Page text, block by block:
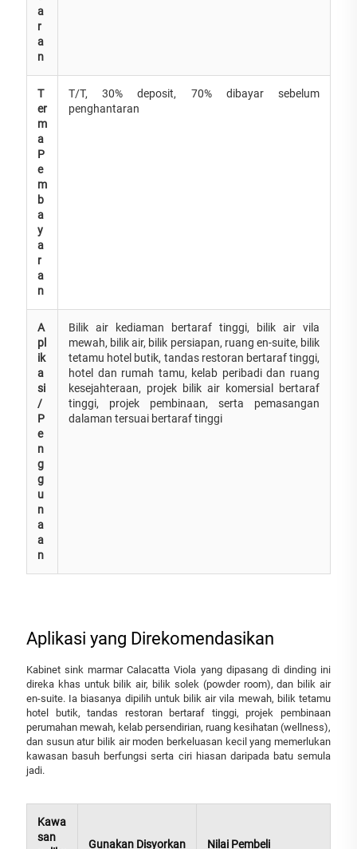
a
r
a
n
T
er
m
a
P
e
m
b
a
y
a
r
a
n
T/T, 30% deposit, 70% dibayar sebelum
penghantaran
A
pl
ik
a
si
/
P
e
n
g
g
u
n
a
a
n
Bilik air kediaman bertaraf tinggi, bilik air vila
mewah, bilik air, bilik persiapan, ruang en-suite, bilik
tetamu hotel butik, tandas restoran bertaraf tinggi,
hotel dan rumah tamu, kelab peribadi dan ruang
kesejahteraan, projek bilik air komersial bertaraf
tinggi, projek pembinaan, serta pemasangan
dalaman tersuai bertaraf tinggi
Aplikasi yang Direkomendasikan
Kabinet sink marmar Calacatta Viola yang dipasang di dinding ini
direka khas untuk bilik air, bilik solek (powder room), dan bilik air
en-suite. Ia biasanya dipilih untuk bilik air vila mewah, bilik tetamu
hotel butik, tandas restoran bertaraf tinggi, projek pembinaan
perumahan mewah, kelab persendirian, ruang kesihatan (wellness),
dan susun atur bilik air moden berkeluasan kecil yang memerlukan
kawasan basuh berfungsi serta ciri hiasan daripada batu semula
jadi.
Kawa
san
Gunakan Disyorkan Nilai Pembeli